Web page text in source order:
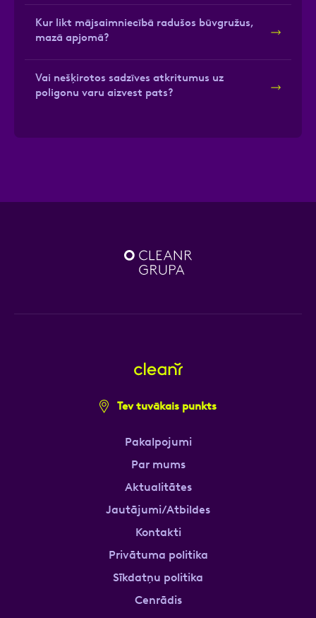
Kur likt mājsaimniecībā radušos būvgružus,
mazā apjomā?
Vai nešķirotos sadzīves atkritumus uz
poligonu varu aizvest pats?
Tev tuvākais punkts
Pakalpojumi
Par mums
Aktualitātes
Jautājumi/Atbildes
Kontakti
Privātuma politika
Sīkdatņu politika
Cenrādis